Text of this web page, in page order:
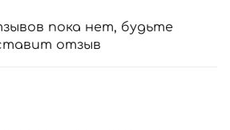
пока нет, будьте
отзыв